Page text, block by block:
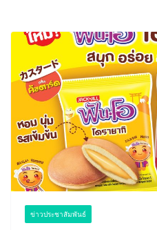
ข่าวประชาสัมพันธ์